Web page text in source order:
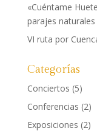
«Cuéntame
parajes
VI ruta por
Categorías
Conciertos (5)
Conferencias (2)
Exposiciones (2)